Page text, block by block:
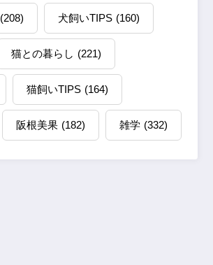
(208) 犬飼いTIPS (160)
猫との暮らし (221)
猫飼いTIPS (164)
阪根美果 (182) 雑学 (332)